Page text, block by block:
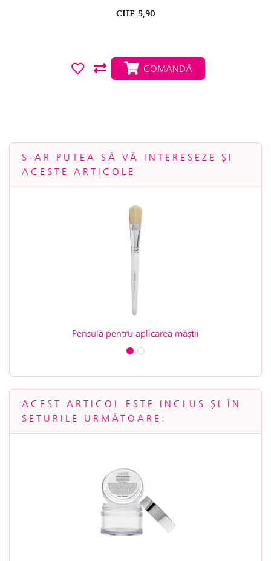
CHF 5,90
COMANDĂ
S-AR PUTEA SĂ VĂ INTERESEZE ȘI
ACESTE ARTICOLE
Pensulă pentru aplicarea măștii
ACEST ARTICOL ESTE INCLUS ȘI ÎN
SETURILE URMĂTOARE: